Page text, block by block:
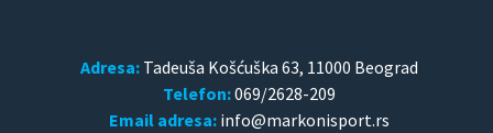
Adresa:Tadeuša Košćuška 63, 11000 Beograd
Telefon:069/2628-209
Email adresa: